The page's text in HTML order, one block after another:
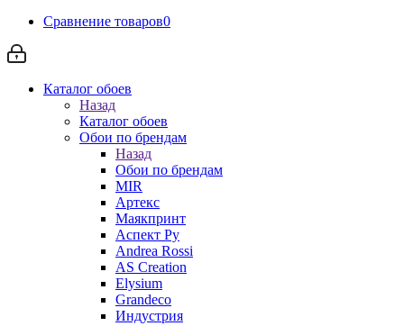
Сравнение товаров0
Каталог обоев
Назад
Каталог обоев
Обои по брендам
Назад
Обои по брендам
MIR
Артекс
Маякпринт
Аспект Ру
Andrea Rossi
AS Creation
Elysium
Grandeco
Индустрия